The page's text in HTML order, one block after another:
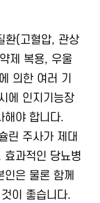
환(고혈압, 관상
제 복용, 우울
의한 여러 기
에 인지기능장
해야 합니다.
린 주사가 제대
효과적인 당뇨병
은 물론 함께
이 좋습니다.